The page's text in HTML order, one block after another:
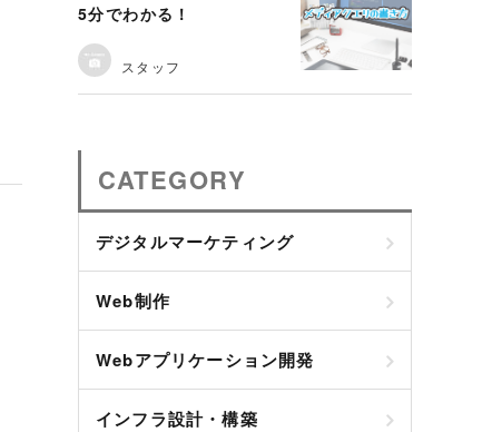
5分でわかる！
スタッフ
CATEGORY
デジタルマーケティング
Web制作
Webアプリケーション開発
インフラ設計・構築